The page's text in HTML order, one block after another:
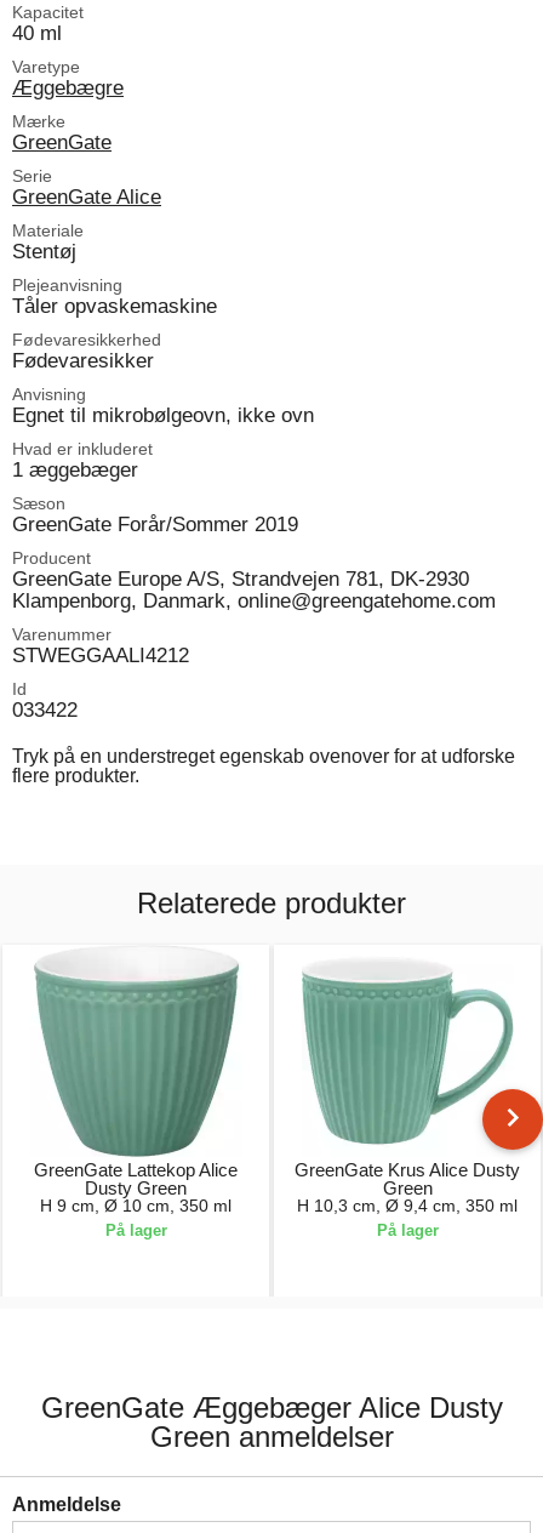
Kapacitet
40 ml
Varetype
Æggebægre
Mærke
GreenGate
Serie
GreenGate Alice
Materiale
Stentøj
Plejeanvisning
Tåler opvaskemaskine
Fødevaresikkerhed
Fødevaresikker
Anvisning
Egnet til mikrobølgeovn, ikke ovn
Hvad er inkluderet
1 æggebæger
Sæson
GreenGate Forår/Sommer 2019
Producent
GreenGate Europe A/S, Strandvejen 781, DK-2930
Klampenborg, Danmark, online@greengatehome.com
Varenummer
STWEGGAALI4212
Id
033422
Tryk på en understreget egenskab ovenover for at udforske
flere produkter.
Relaterede produkter
GreenGate Lattekop Alice
Dusty Green
H 9 cm, Ø 10 cm, 350 ml
På lager
GreenGate Krus Alice Dusty
Green
H 10,3 cm, Ø 9,4 cm, 350 ml
På lager
GreenGate Æggebæger Alice Dusty
Green anmeldelser
Anmeldelse